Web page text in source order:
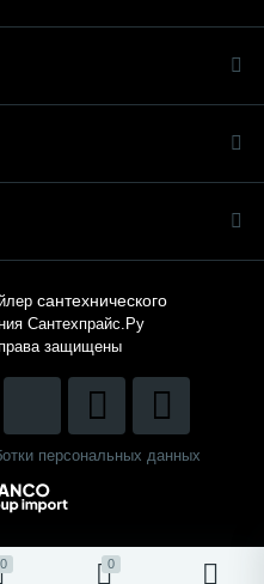
0 0
сантехнического
Сантехпрайс.Ру
защищены
персональных данных